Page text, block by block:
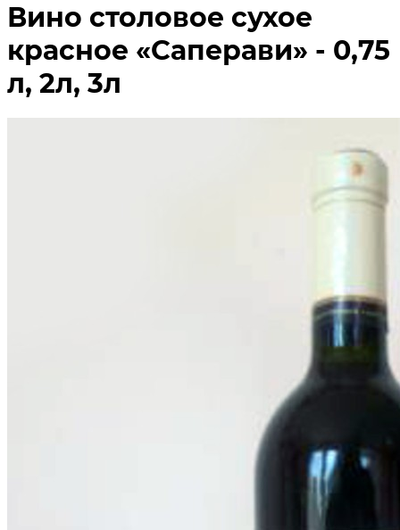
Вино столовое сухое
красное «Саперави» - 0,75
л, 2л, 3л